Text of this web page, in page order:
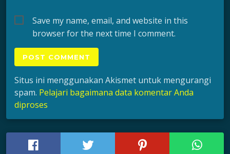
Save my name, email, and website in this
browser for the next time I comment.
Situs ini menggunakan Akismet untuk mengurangi
spam. Pelajari bagaimana data komentar Anda
diproses